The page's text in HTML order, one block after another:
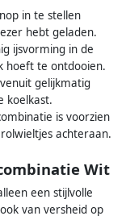
in te stellen
hebt geladen.
ijsvorming in de
hoeft te ontdooien.
gelijkmatig
koelkast.
is voorzien
achteraan.
Wit
een stijlvolle
van versheid op